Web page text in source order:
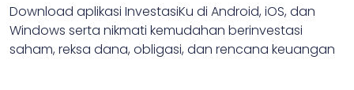
Download aplikasi InvestasiKu di Android, iOS, dan
Windows serta nikmati kemudahan berinvestasi
saham, reksa dana, obligasi, dan rencana keuangan